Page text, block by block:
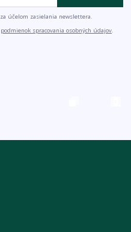
za účelom zasielania newslettera.
podmienok spracovania osobných údajov.